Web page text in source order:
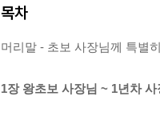
목차
머리말 - 초보 사장님께 특별
1장 왕초보 사장님 ~ 1년차 사